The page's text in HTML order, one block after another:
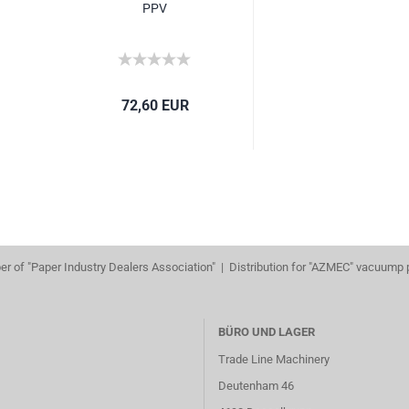
PPV
72,60 EUR
of "Paper Industry Dealers Association" | Distribution for "AZMEC" vacuump
BÜRO UND LAGER
Trade Line Machinery
Deutenham 46